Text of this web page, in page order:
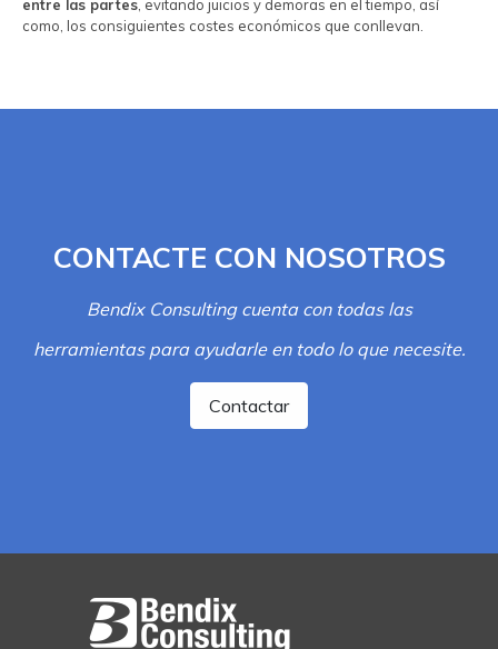
entre las partes , evitando juicios y demoras en el tiempo, así
como, los consiguientes costes económicos que conllevan.
CONTACTE CON NOSOTROS
Bendix Consulting cuenta con todas las
herramientas para ayudarle en todo lo que necesite.
Contactar